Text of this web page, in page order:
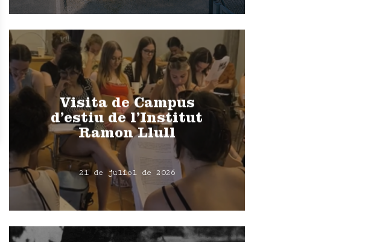
Visita de Campus
d’estiu de l’Institut
Ramon Llull
21 de juliol de 2026